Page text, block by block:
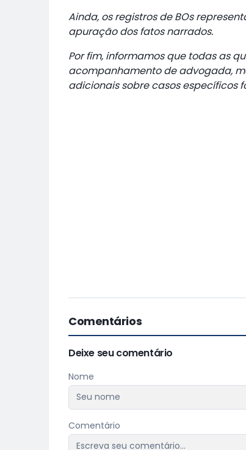
Ainda, os registros de BOs
apuração dos fatos narrados.
Por fim, informamos que todas as
acompanhamento de advogada,
adicionais sobre casos específicos
Comentários
Deixe seu comentário
Nome
Comentário